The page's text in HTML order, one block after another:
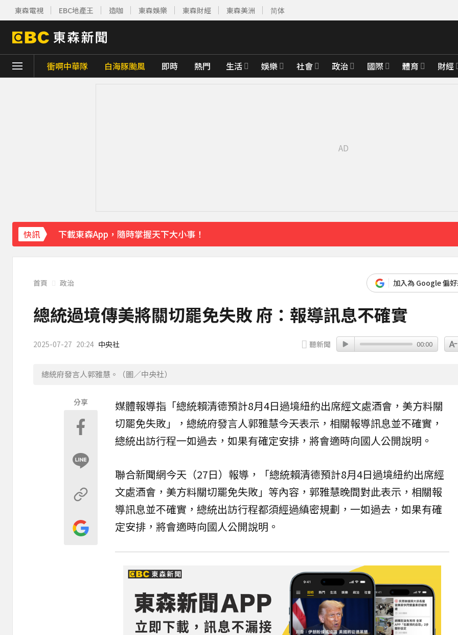
東森電視 EBC地產王 造咖 東森娛樂 東森財經 東森美洲 简体
衝啊中華隊 白海豚颱風 即時 熱門 生活 娛樂 社會 政治 國際 體育 財經
快訊
《理財達人秀》X 安聯投信免費講座報名中！搶先卡位 2027
首頁 政治 加入為 Google 偏
總統過境傳美將關切罷免失敗 府：報導訊息不確實
2025-07-27 20:24 中央社 聽新聞 00:00
總統府發言人郭雅慧。（圖／中央社）
分享 媒體報導指「總統賴清德預計8月4日過境紐約出席經文處酒會，美方料關
切罷免失敗」，總統府發言人郭雅慧今天表示，相關報導訊息並不確實，
總統出訪行程一如過去，如果有確定安排，將會適時向國人公開說明。
聯合新聞網今天（27日）報導，「總統賴清德預計8月4日過境紐約出席經
文處酒會，美方料關切罷免失敗」等內容，郭雅慧晚間對此表示，相關報
導訊息並不確實，總統出訪行程都須經過縝密規劃，一如過去，如果有確
定安排，將會適時向國人公開說明。